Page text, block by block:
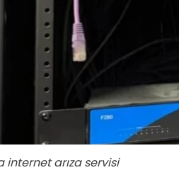
internet arıza servisi